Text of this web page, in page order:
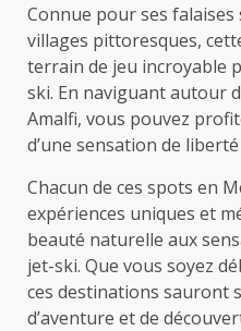
Connue pour ses falaises
villages pittoresques,
terrain de jeu incroyable
ski. En naviguant autour
Amalfi, vous pouvez
d’une sensation de
Chacun de ces spots en
expériences uniques et
beauté naturelle aux
jet-ski. Que vous soyez
ces destinations sauront
d’aventure et de